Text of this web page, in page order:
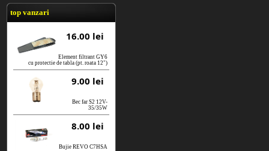
top vanzari
16.00 lei
Element filtrant GY6
cu protectie de tabla (pt. roata 12")
9.00 lei
Bec far S2 12V-
35/35W
8.00 lei
Bujie REVO C7HSA